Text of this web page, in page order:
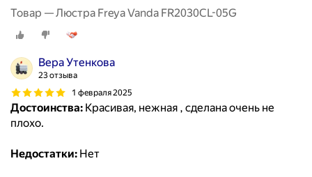
Товар — Люстра Freya Vanda FR2030CL-05G
Вера Утенкова
23 отзыва
1 февраля 2025
Достоинства: Красивая, нежная , сделана очень не
плохо.
Недостатки: Нет